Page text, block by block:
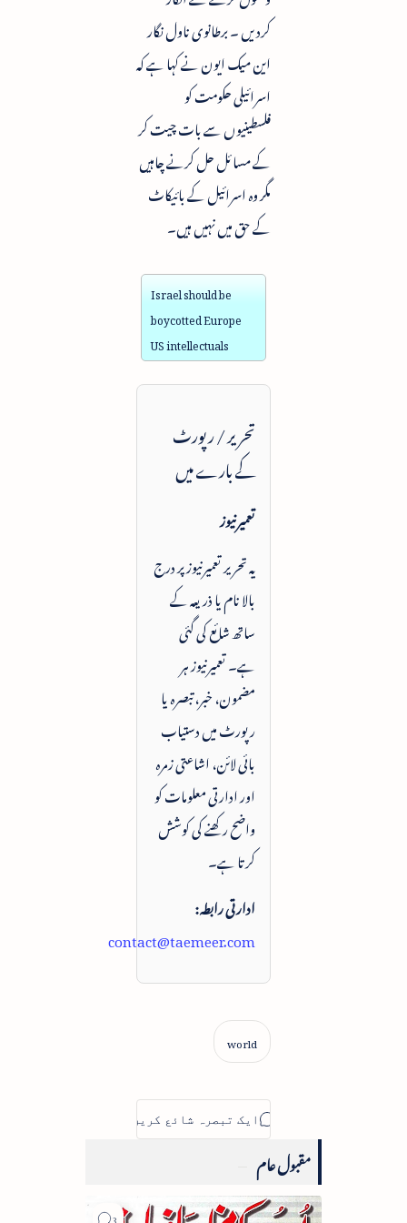
کردیں ۔ برطانوی ناول نگار
این میک ایون نے کہا ہے کہ
اسرائیلی حکومت کو
فلسطینیوں سے بات چیت کر
کے مسائل حل کرنے چاہیں
مگر وہ اسرائیل کے بائیکاٹ
کے حق میں نہیں ہیں۔
Israel should be
boycotted Europe
US intellectuals
تحریر / رپورٹ
کے بارے میں
تعمیرنیوز
یہ تحریر تعمیرنیوز پر درج
بالا نام یا ذریعہ کے
ساتھ شائع کی گئی
ہے۔ تعمیرنیوز ہر
مضمون، خبر، تبصرہ یا
رپورٹ میں دستیاب
بائی لائن، اشاعتی زمرہ
اور ادارتی معلومات کو
واضح رکھنے کی کوشش
کرتا ہے۔
ادارتی رابطہ:
contact@taemeer.com
مقبول عام